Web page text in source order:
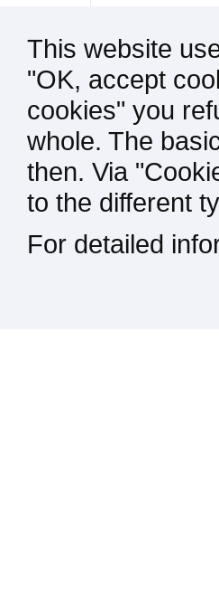
This website
"OK, accept
cookies" you
whole. The
then. Via
to the different
For detailed